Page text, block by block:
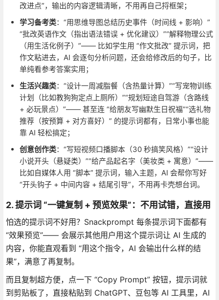
改进点”，输出的内容逻辑清晰，不用再自己捋框架；
学习备考类：“用思维导图总结历史事件（时间线 + 影响）”
“批改英语作文（指出语法错误 + 优化建议）”“解释物理公式
（用生活化例子）”—— 比如学生用 “作文批改” 提示词，把
作文粘进去，AI 会逐句分析问题，还会给修改后的句子，比
单纯看参考答案实用；
生活兴趣类：“设计一周减脂餐（含热量计算）”“写宠物训练
计划（比如教狗狗定点上厕所）”“规划短途自驾游（含路线
+ 必玩景点）”—— 甚至连 “给朋友写幽默生日祝福”“选礼物
推荐（按预算 + 对方喜好）” 的提示词都有，日常小事也能
靠 AI 轻松搞定；
创意创作类：“写短视频口播脚本（30 秒搞笑风格）”“设计
小说开头（悬疑类）”“给产品起名字（美妆类 + 寓意）”——
比如自媒体人用 “脚本” 提示词，输入主题，AI 会帮你写好
“开头钩子 + 中间内容 + 结尾引导”，不用再卡壳想台词。
2. 提示词 “一键复制 + 预览效果”：不用试错，直接用
怕选的提示词不好用？Snackprompt 每条提示词下面都有
“效果预览”—— 会展示其他用户用这个提示词让 AI 生成的
内容，你能直观看到 “用这个指令，AI 会输出什么样的结
果”，满意了再复制。
而且复制超方便，点一下 “Copy Prompt” 按钮，提示词就
到剪贴板了，直接粘贴到 ChatGPT、豆包等 AI 工具里，AI